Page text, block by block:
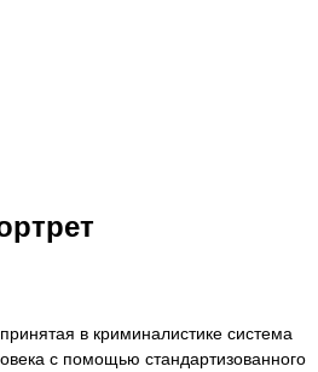
в криминалистике система
с помощью стандартизованного